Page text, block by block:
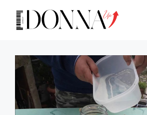
contenuto